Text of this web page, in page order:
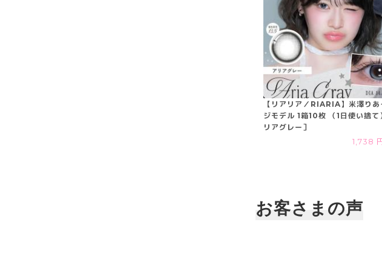
【リアリア／RIARIA】米澤りあ
ジモデル 1箱10枚 （1日使い捨て
リアグレー］
1,738
お客さまの声